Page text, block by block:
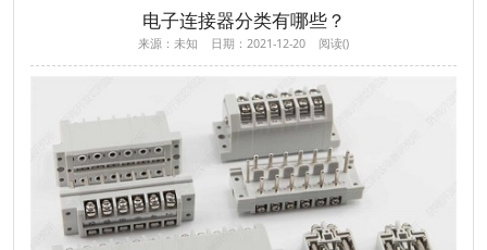
电子连接器分类有哪些？
来源：未知 日期：2021-12-20 阅读()